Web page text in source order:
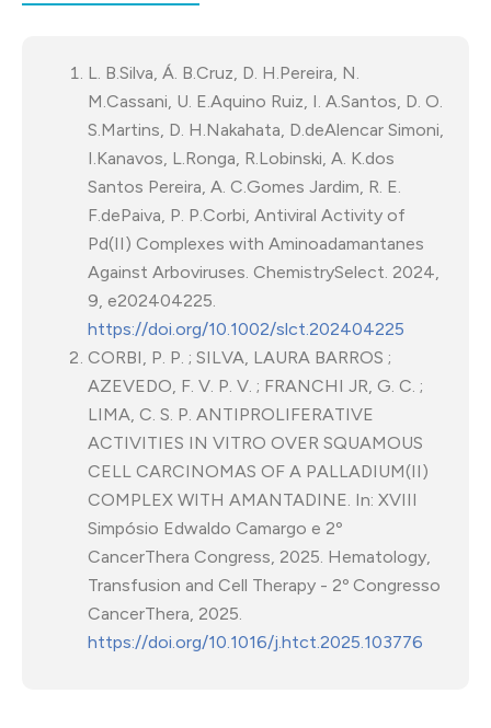
L. B.Silva, Á. B.Cruz, D. H.Pereira, N.
M.Cassani, U. E.Aquino Ruiz, I. A.Santos, D. O.
S.Martins, D. H.Nakahata, D.deAlencar Simoni,
I.Kanavos, L.Ronga, R.Lobinski, A. K.dos
Santos Pereira, A. C.Gomes Jardim, R. E.
F.dePaiva, P. P.Corbi, Antiviral Activity of
Pd(II) Complexes with Aminoadamantanes
Against Arboviruses. ChemistrySelect. 2024,
9, e202404225.
https://doi.org/10.1002/slct.202404225
CORBI, P. P. ; SILVA, LAURA BARROS ;
AZEVEDO, F. V. P. V. ; FRANCHI JR, G. C. ;
LIMA, C. S. P. ANTIPROLIFERATIVE
ACTIVITIES IN VITRO OVER SQUAMOUS
CELL CARCINOMAS OF A PALLADIUM(II)
COMPLEX WITH AMANTADINE. In: XVIII
Simpósio Edwaldo Camargo e 2º
CancerThera Congress, 2025. Hematology,
Transfusion and Cell Therapy - 2º Congresso
CancerThera, 2025.
https://doi.org/10.1016/j.htct.2025.103776